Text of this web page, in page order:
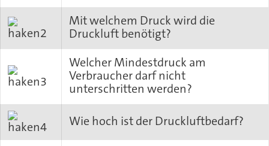
Mit welchem Druck wird die
Druckluft benötigt?
Welcher Mindestdruck am
Verbraucher darf nicht
unterschritten werden?
Wie hoch ist der Druckluftbedarf?